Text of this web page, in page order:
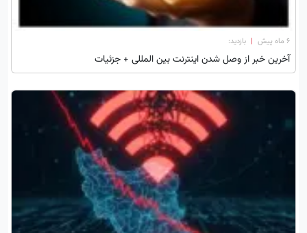
۶ ماه پیش | بازدید:
آخرین خبر از وصل شدن اینترنت بین المللی + جزئیات